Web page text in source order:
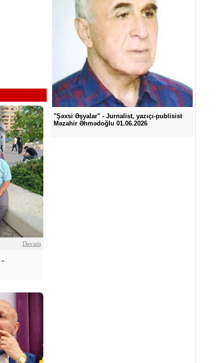
Davam
"Şəxsi Əşyalar" - Jurnalist, yazıçı-publisist
Məzahir Əhmədoğlu 01.06.2026